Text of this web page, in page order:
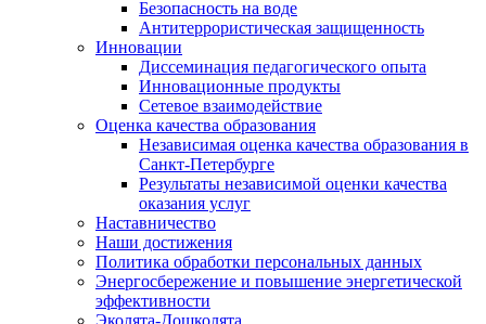
Безопасность на воде
Антитеррористическая защищенность
Инновации
Диссеминация педагогического опыта
Инновационные продукты
Сетевое взаимодействие
Оценка качества образования
Независимая оценка качества образования в
Санкт-Петербурге
Результаты независимой оценки качества
оказания услуг
Наставничество
Наши достижения
Политика обработки персональных данных
Энергосбережение и повышение энергетической
эффективности
Эколята-Дошколята